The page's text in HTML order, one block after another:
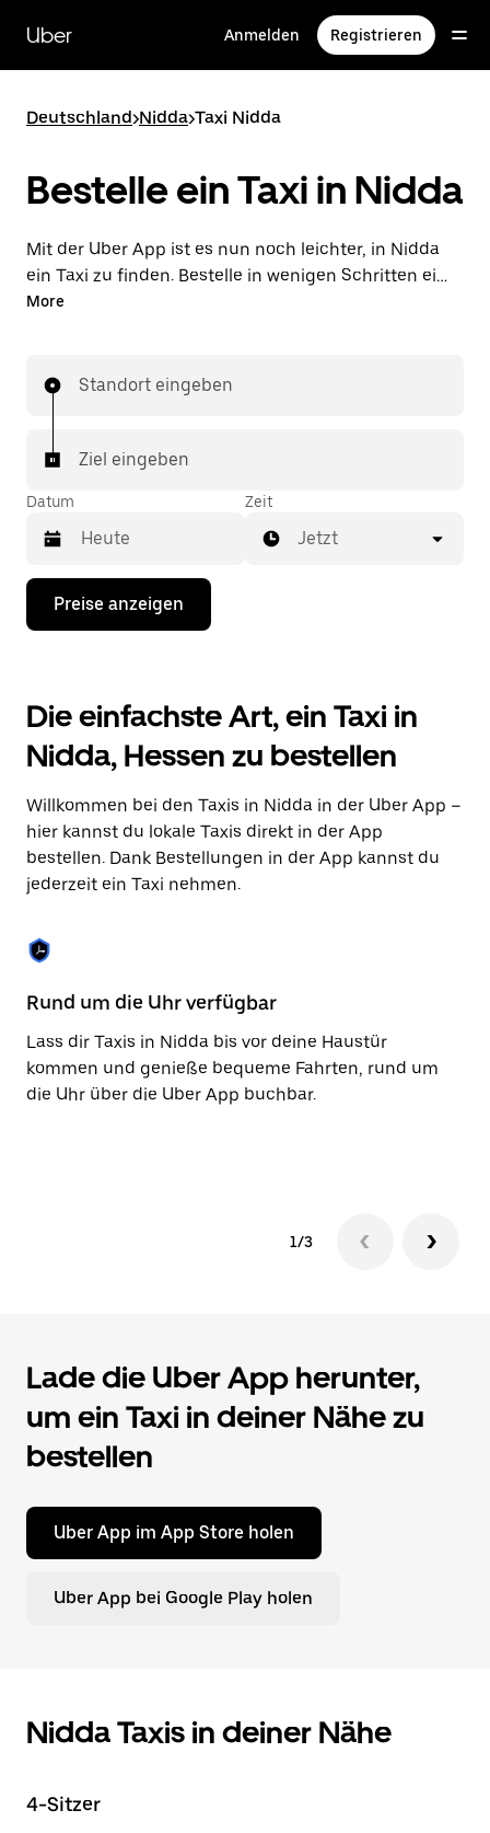
zum
Hauptinhalt
Uber Anmelden Registrieren
Deutschland>Nidda>Taxi Nidda
Bestelle ein Taxi in Nidda
Mit der Uber App ist es nun noch leichter, in Nidda
ein Taxi zu finden. Bestelle in wenigen Schritten ein
Taxi und bezahle deine Fahrt direkt in der App. Mit
in Nidda zu bestellen.
More
Standort eingeben
Ziel eingeben
Datum
Drücke
Nach-
mit
dem
Kalender
zu
und
ein
Datum
auszuwählen.
Drücke
Taste,
um
Kalender
schließen.
Zeit
Jetzt
Preise anzeigen
Die einfachste Art, ein Taxi in
Nidda, Hessen zu bestellen
Willkommen bei den Taxis in Nidda in der Uber App –
hier kannst du lokale Taxis direkt in der App
bestellen. Dank Bestellungen in der App kannst du
jederzeit ein Taxi nehmen.
Rund um die Uhr verfügbar
Lass dir Taxis in Nidda bis vor deine Haustür
kommen und genieße bequeme Fahrten, rund um
die Uhr über die Uber App buchbar.
1/3
Lade die Uber App herunter,
um ein Taxi in deiner Nähe zu
bestellen
Uber App im App Store holen
Uber App bei Google Play holen
Nidda Taxis in deiner Nähe
4-Sitzer